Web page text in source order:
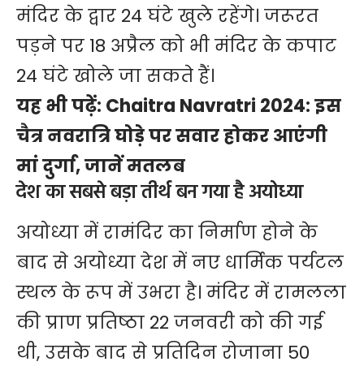
मंदिर के द्वार 24 घंटे खुले रहेंगे। जरूरत
पड़ने पर 18 अप्रैल को भी मंदिर के कपाट
24 घंटे खोले जा सकते हैं।
यह भी पढ़ें: Chaitra Navratri 2024: इस
चैत्र नवरात्रि घोड़े पर सवार होकर आएंगी
मां दुर्गा, जानें मतलब
देश का सबसे बड़ा तीर्थ बन गया है अयोध्या
अयोध्या में रामंदिर का निर्माण होने के
बाद से अयोध्या देश में नए धार्मिक पर्यटल
स्थल के रूप में उभरा है। मंदिर में रामलला
की प्राण प्रतिष्ठा 22 जनवरी को की गई
थी, उसके बाद से प्रतिदिन रोजाना 50